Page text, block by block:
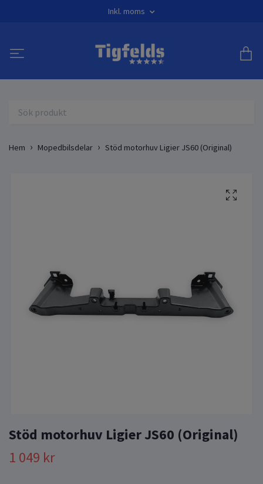
Inkl. moms
Hem Mopedbilsdelar Stöd motorhuv Ligier JS60 (Original)
Stöd motorhuv Ligier JS60 (Original)
1 049 kr